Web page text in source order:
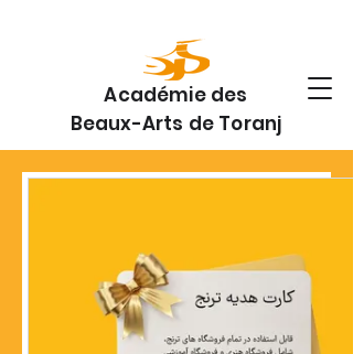
Académie des
Beaux-Arts de Toranj